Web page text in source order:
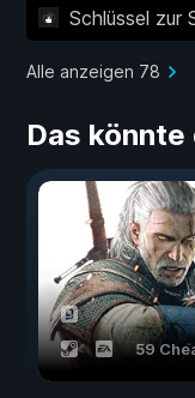
Schlüssel zur
Alle anzeigen 78
Das
59